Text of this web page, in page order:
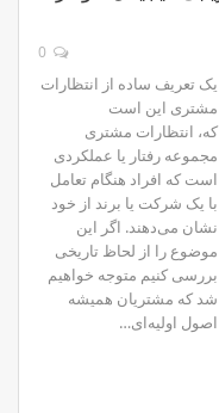
یک تعریف ساده از انتظارات
مشتری این است
که،‌ انتظارات مشتری
مجموعه رفتار یا عملکردی
است که افراد هنگام تعامل
با یک شرکت یا برند از خود
نشان می‌دهند. اگر این
موضوع را از لحاظ تاریخی
بررسی کنیم متوجه ‌خواهیم
شد که مشتریان همیشه
اصول اولیه‌ای…